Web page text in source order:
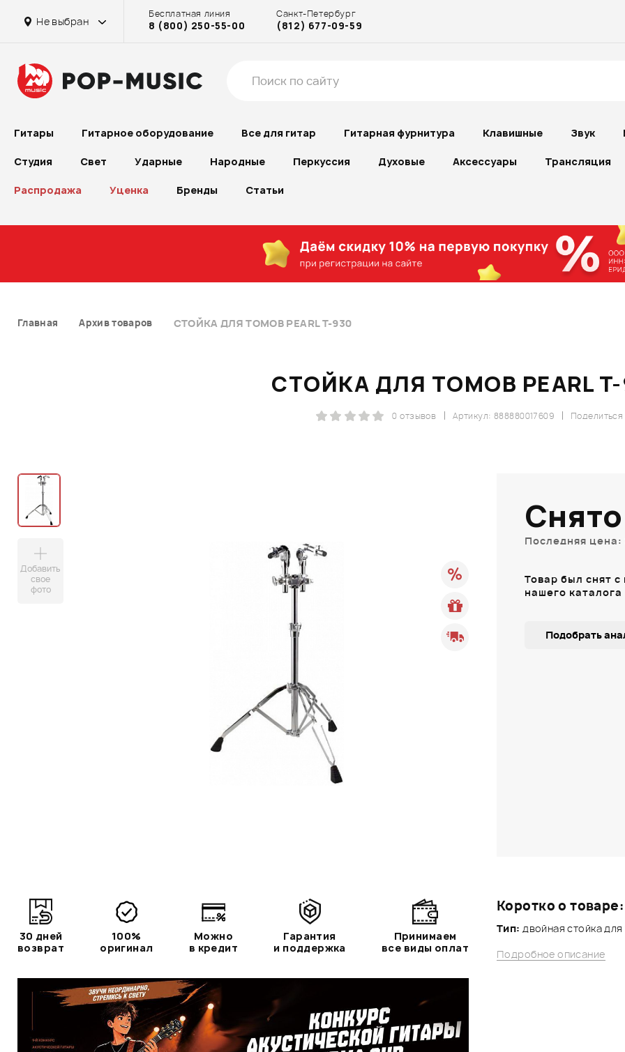
Не выбран
Бесплатная линия
8 (800) 250-55-00
Санкт-Петербург
(812) 677-09-59
Гитары Гитарное оборудование Все для гитар Гитарная фурнитура Клавишные Звук
Студия Свет Ударные Народные Перкуссия Духовые Аксессуары Трансляция
Распродажа Уценка Бренды Статьи
Главная Архив товаров СТОЙКА ДЛЯ ТОМОВ PEARL T-930
СТОЙКА ДЛЯ ТОМОВ PEARL
Поделиться
Артикул: 888880017609
0 отзывов
Добавить
свое
фото
Коротко о товаре:
Тип: двойная стойка
Подробное описание
Последняя цена:
Товар был снят
нашего каталога
Подобрать
30 дней
возврат
100%
оригинал
Можно
в кредит
Гарантия
и поддержка
Принимаем
все виды оплат